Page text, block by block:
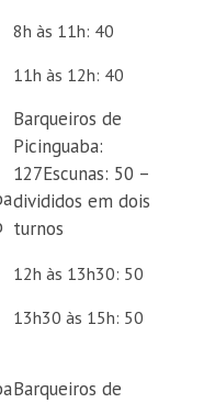
8h às 11h: 40
11h às 12h: 40
Barqueiros de
Picinguaba:
127Escunas: 50 –
divididos em dois
turnos
12h às 13h30: 50
13h30 às 15h: 50
Barqueiros de